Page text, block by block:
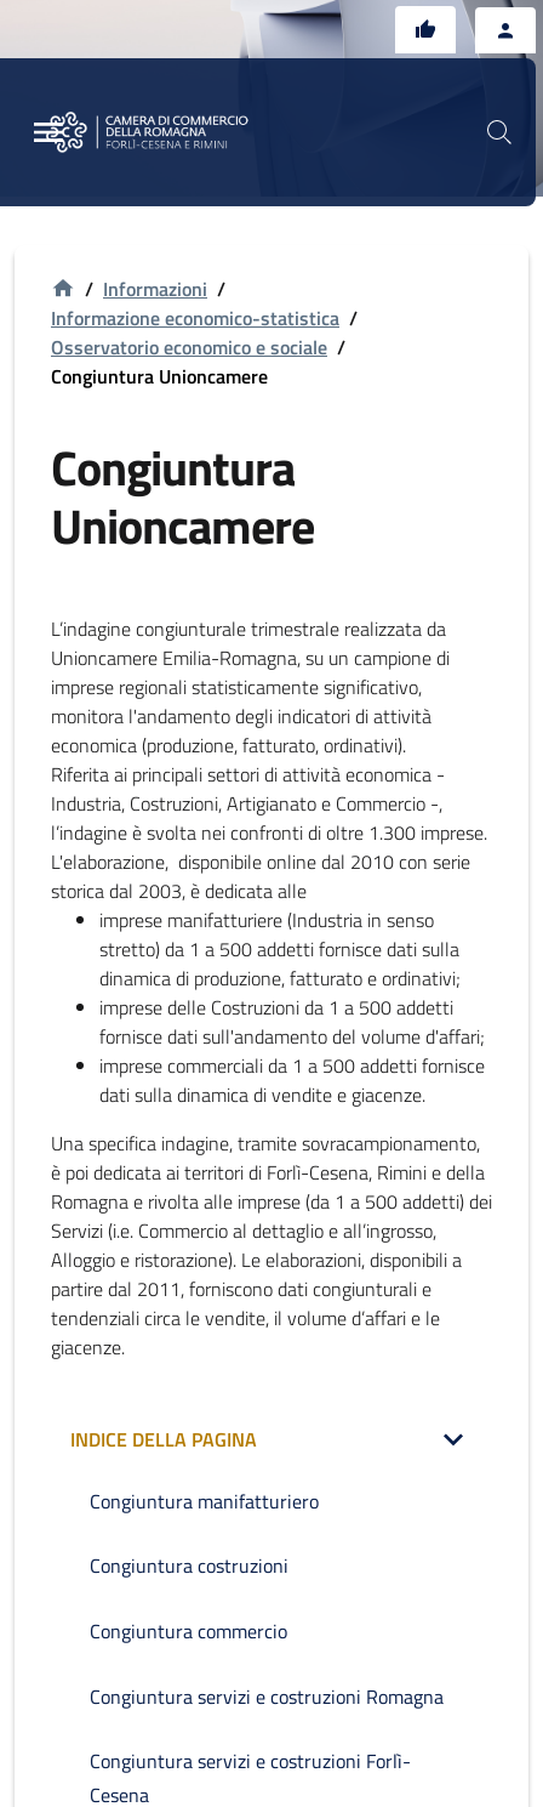
/ Informazioni /
Informazione economico-statistica /
Osservatorio economico e sociale /
Congiuntura Unioncamere
Congiuntura
Unioncamere
L’indagine congiunturale trimestrale realizzata da
Unioncamere Emilia-Romagna, su un campione di
imprese regionali statisticamente significativo,
monitora l'andamento degli indicatori di attività
economica (produzione, fatturato, ordinativi).
Riferita ai principali settori di attività economica -
Industria, Costruzioni, Artigianato e Commercio -,
l’indagine è svolta nei confronti di oltre 1.300 imprese.
L'elaborazione, disponibile online dal 2010 con serie
storica dal 2003, è dedicata alle
imprese manifatturiere (Industria in senso
stretto) da 1 a 500 addetti fornisce dati sulla
dinamica di produzione, fatturato e ordinativi;
imprese delle Costruzioni da 1 a 500 addetti
fornisce dati sull'andamento del volume d'affari;
imprese commerciali da 1 a 500 addetti fornisce
dati sulla dinamica di vendite e giacenze.
Una specifica indagine, tramite sovracampionamento,
è poi dedicata ai territori di Forlì-Cesena, Rimini e della
Romagna e rivolta alle imprese (da 1 a 500 addetti) dei
Servizi (i.e. Commercio al dettaglio e all’ingrosso,
Alloggio e ristorazione). Le elaborazioni, disponibili a
partire dal 2011, forniscono dati congiunturali e
tendenziali circa le vendite, il volume d’affari e le
giacenze.
INDICE DELLA PAGINA
Congiuntura manifatturiero
Congiuntura costruzioni
Congiuntura commercio
Congiuntura servizi e costruzioni Romagna
Congiuntura servizi e costruzioni Forlì-
Cesena